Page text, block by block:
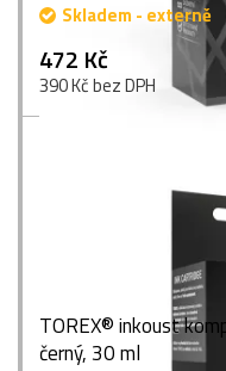
Skladem - externě
472 Kč
390 Kč bez DPH
TOREX® inkoust
černý, 30 ml